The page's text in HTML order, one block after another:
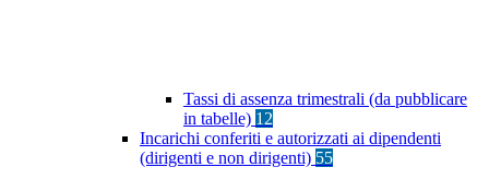
Tassi di assenza trimestrali (da pubblicare
in tabelle) 12
Incarichi conferiti e autorizzati ai dipendenti
(dirigenti e non dirigenti) 55